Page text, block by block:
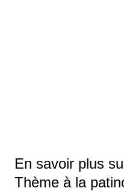
En savoir plus
Thème à la